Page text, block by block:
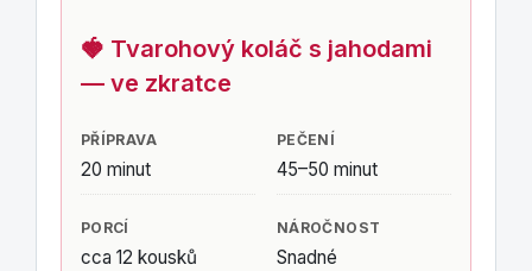
🍓 Tvarohový koláč s jahodami
— ve zkratce
PŘÍPRAVA
20 minut
PEČENÍ
45–50 minut
PORCÍ
cca 12 kousků
NÁROČNOST
Snadné